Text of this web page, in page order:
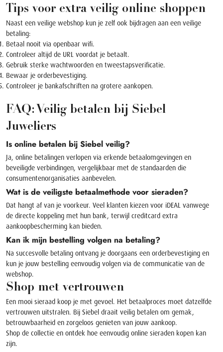
Tips voor extra veilig online shoppen
Naast een veilige webshop kun je zelf ook bijdragen aan een veilige
betaling:
Betaal nooit via openbaar wifi.
Controleer altijd de URL voordat je betaalt.
Gebruik sterke wachtwoorden en tweestapsverificatie.
Bewaar je orderbevestiging.
Controleer je bankafschriften na grotere aankopen.
FAQ: Veilig betalen bij Siebel
Juweliers
Is online betalen bij Siebel veilig?
Ja, online betalingen verlopen via erkende betaalomgevingen en
beveiligde verbindingen, vergelijkbaar met de standaarden die
consumentenorganisaties aanbevelen.
Wat is de veiligste betaalmethode voor sieraden?
Dat hangt af van je voorkeur. Veel klanten kiezen voor iDEAL vanwege
de directe koppeling met hun bank, terwijl creditcard extra
aankoopbescherming kan bieden.
Kan ik mijn bestelling volgen na betaling?
Na succesvolle betaling ontvang je doorgaans een orderbevestiging en
kun je jouw bestelling eenvoudig volgen via de communicatie van de
webshop.
Shop met vertrouwen
Een mooi sieraad koop je met gevoel. Het betaalproces moet datzelfde
vertrouwen uitstralen. Bij Siebel draait veilig betalen om gemak,
betrouwbaarheid en zorgeloos genieten van jouw aankoop.
Shop de collectie en ontdek hoe eenvoudig online sieraden kopen kan
zijn.